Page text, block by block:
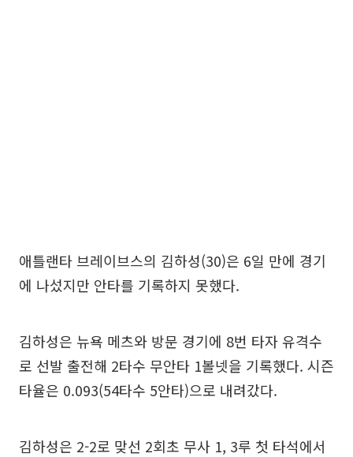
애틀랜타 브레이브스의 김하성(30)은 6일 만에 경기
에 나섰지만 안타를 기록하지 못했다.
김하성은 뉴욕 메츠와 방문 경기에 8번 타자 유격수
로 선발 출전해 2타수 무안타 1볼넷을 기록했다. 시즌
타율은 0.093(54타수 5안타)으로 내려갔다.
김하성은 2-2로 맞선 2회초 무사 1, 3루 첫 타석에서